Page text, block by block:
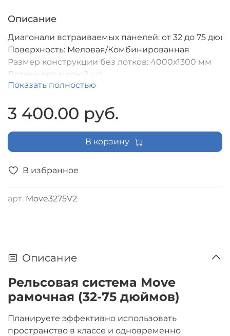
В избранное
арт. Move3275V2
Описание
Диагонали встраиваемых панелей: от 32 до 75
Поверхность: Меловая/Комбинированная
Размер конструкции без лотков: 4000х1300 мм
Лотоки для мела: 2 шт.
Размер конструкции с лотками для мела:
Ниша для интерактивной панели (ШхГхВ):
Показать полностью
3 400.00 руб.
В корзину
Описание
Рельсовая система Move
рамочная (32-75 дюймов)
Планируете эффективно использовать
пространство в классе и одновременно